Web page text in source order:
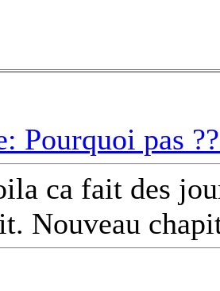
Pourquoi pas
ca fait des
Nouveau